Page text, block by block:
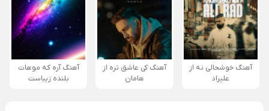
آهنگ خوشحالی نه از
علیراد
آهنگ کی عاشق تره از
هامان
آهنگ آره که موهات
بلنده زیباست